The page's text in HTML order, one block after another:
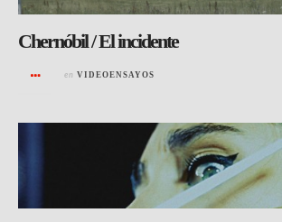
Chernóbil / El incidente
en VIDEOENSAYOS